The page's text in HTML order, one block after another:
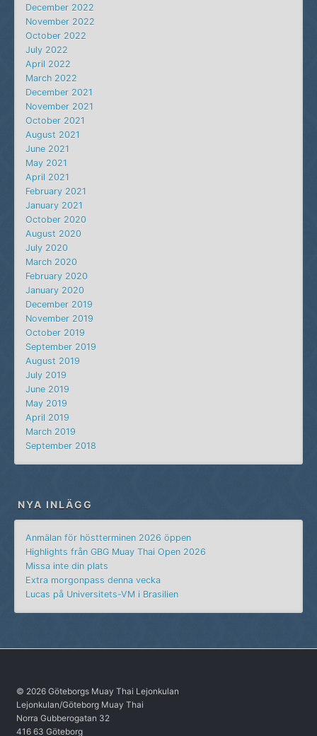
December 2022
November 2022
October 2022
July 2022
April 2022
March 2022
December 2021
November 2021
October 2021
August 2021
June 2021
May 2021
April 2021
February 2021
January 2021
October 2020
August 2020
July 2020
March 2020
February 2020
January 2020
December 2019
November 2019
October 2019
September 2019
August 2019
July 2019
June 2019
May 2019
April 2019
March 2019
September 2018
NYA INLÄGG
Anmälan för höstterminen 2026 öppen
Highlights från GBG Muay Thai Open 2026
Missa inte din plats
Extra morgonpass denna vecka
Lucas på Universitets-VM i Brasilien
© 2026 Göteborgs Muay Thai Lejonkulan
Lejonkulan/Göteborg Muay Thai
Norra Gubberogatan 32
416 63 Göteborg